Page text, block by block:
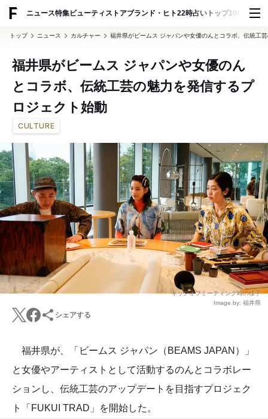
ニュース特集ビューティ ストアブランド・ヒト22時占い トップ100 スナッ
トップ ニュース カルチャー 福井県がビームス ジャパンや女優のんとコラボ、伝統工
福井県がビームス ジャパンや女優のん
とコラボ、伝統工芸の魅力を発信するプ
ロジェクト始動
CULTURE
キックオフミーティング時の様子
Image by: 福井県
シェアする
福井県が、「ビームス ジャパン（BEAMS JAPAN）」
と女優やアーティストとして活動するのんとコラボレー
ションし、伝統工芸のアップデートを目指すプロジェク
ト「FUKUI TRAD」を開始した。